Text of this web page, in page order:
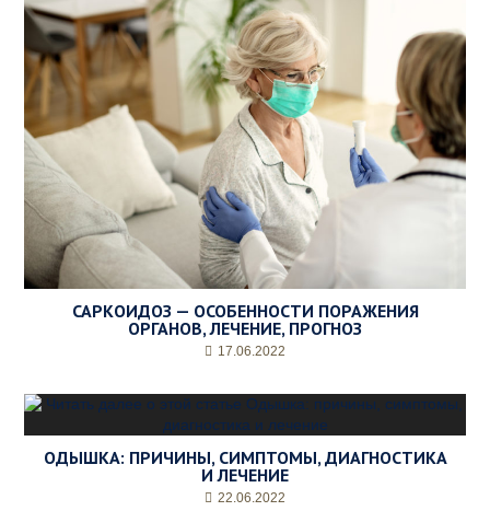
САРКОИДОЗ — ОСОБЕННОСТИ ПОРАЖЕНИЯ
ОРГАНОВ, ЛЕЧЕНИЕ, ПРОГНОЗ
17.06.2022
ОДЫШКА: ПРИЧИНЫ, СИМПТОМЫ, ДИАГНОСТИКА
И ЛЕЧЕНИЕ
22.06.2022